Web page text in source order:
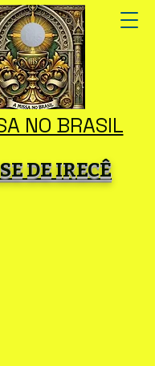
NO BRASIL
DE IRECÊ